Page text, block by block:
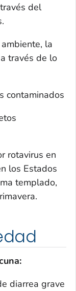
del
la
través de lo
contaminados
rotavirus en
los Estados
templado,
diarrea grave